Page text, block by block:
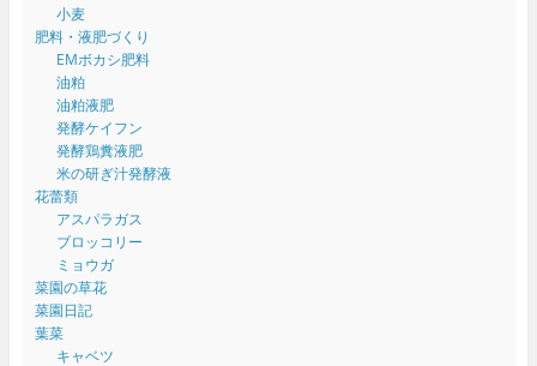
小麦
肥料・液肥づくり
EMボカシ肥料
油粕
油粕液肥
発酵ケイフン
発酵鶏糞液肥
米の研ぎ汁発酵液
花蕾類
アスパラガス
ブロッコリー
ミョウガ
菜園の草花
菜園日記
葉菜
キャベツ